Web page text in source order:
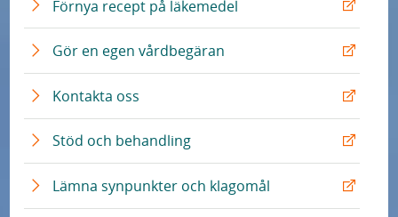
e
r
k
Förnya recept på läkemedel
x
e
k
Gör en egen vårdbegäran
x
e
ä
Kontakta oss
x
t
e
r
Stöd och behandlingE
x
t
e
Lämna synpunkter och klagomål
x